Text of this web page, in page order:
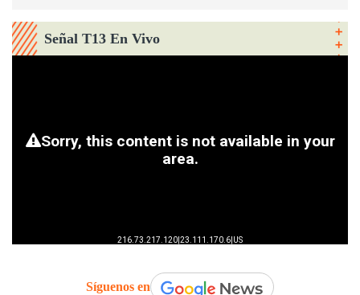
Señal T13 En Vivo
Síguenos en